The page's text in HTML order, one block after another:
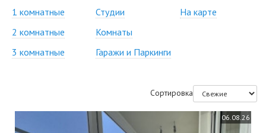
1 комнатные
2 комнатные
3 комнатные
Студии
Комнаты
Гаражи и Паркинги
На карте
Сортировка
06.08.26